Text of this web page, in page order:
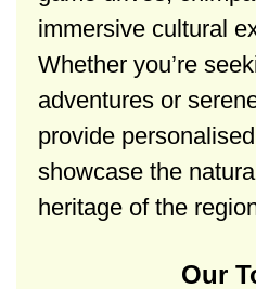
immersive cultural
Whether you’re
adventures or
provide
showcase the
heritage of the
Our